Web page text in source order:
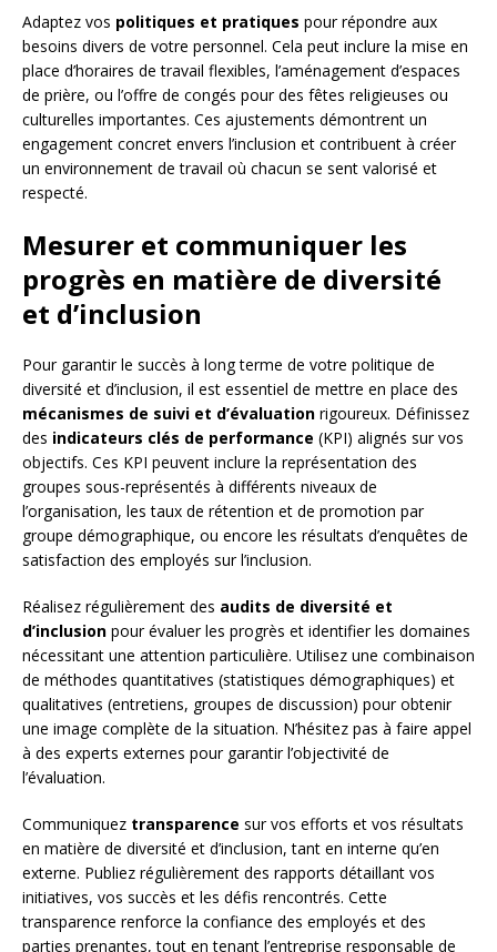
Adaptez vos politiques et pratiques pour répondre aux
besoins divers de votre personnel. Cela peut inclure la mise en
place d’horaires de travail flexibles, l’aménagement d’espaces
de prière, ou l’offre de congés pour des fêtes religieuses ou
culturelles importantes. Ces ajustements démontrent un
engagement concret envers l’inclusion et contribuent à créer
un environnement de travail où chacun se sent valorisé et
respecté.
Mesurer et communiquer les
progrès en matière de diversité
et d’inclusion
Pour garantir le succès à long terme de votre politique de
diversité et d’inclusion, il est essentiel de mettre en place des
mécanismes de suivi et d’évaluation rigoureux. Définissez
des indicateurs clés de performance (KPI) alignés sur vos
objectifs. Ces KPI peuvent inclure la représentation des
groupes sous-représentés à différents niveaux de
l’organisation, les taux de rétention et de promotion par
groupe démographique, ou encore les résultats d’enquêtes de
satisfaction des employés sur l’inclusion.
Réalisez régulièrement des audits de diversité et
d’inclusion pour évaluer les progrès et identifier les domaines
nécessitant une attention particulière. Utilisez une combinaison
de méthodes quantitatives (statistiques démographiques) et
qualitatives (entretiens, groupes de discussion) pour obtenir
une image complète de la situation. N’hésitez pas à faire appel
à des experts externes pour garantir l’objectivité de
l’évaluation.
Communiquez transparence sur vos efforts et vos résultats
en matière de diversité et d’inclusion, tant en interne qu’en
externe. Publiez régulièrement des rapports détaillant vos
initiatives, vos succès et les défis rencontrés. Cette
transparence renforce la confiance des employés et des
parties prenantes, tout en tenant l’entreprise responsable de